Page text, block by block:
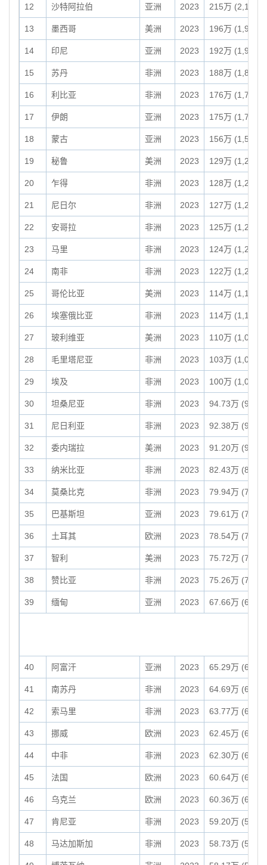
12 沙特阿拉伯 亚洲 2023 215万
13 墨西哥 美洲 2023 196万
14 印尼 亚洲 2023 192万
15 苏丹 非洲 2023 188万
16 利比亚 非洲 2023 176万
17 伊朗 亚洲 2023 175万
18 蒙古 亚洲 2023 156万
19 秘鲁 美洲 2023 129万
20 乍得 非洲 2023 128万
21 尼日尔 非洲 2023 127万
22 安哥拉 非洲 2023 125万
23 马里 非洲 2023 124万
24 南非 非洲 2023 122万
25 哥伦比亚 美洲 2023 114万
26 埃塞俄比亚 非洲 2023 114万
27 玻利维亚 美洲 2023 110万
28 毛里塔尼亚 非洲 2023 103万
29 埃及 非洲 2023 100万
30 坦桑尼亚 非洲 2023 94.73万
31 尼日利亚 非洲 2023 92.38万
32 委内瑞拉 美洲 2023 91.20万
33 纳米比亚 非洲 2023 82.43万
34 莫桑比克 非洲 2023 79.94万
35 巴基斯坦 亚洲 2023 79.61万
36 土耳其 欧洲 2023 78.54万
37 智利 美洲 2023 75.72万
38 赞比亚 非洲 2023 75.26万
39 缅甸 亚洲 2023 67.66万
40 阿富汗 亚洲 2023 65.29万
41 南苏丹 非洲 2023 64.69万
42 索马里 非洲 2023 63.77万
43 挪威 欧洲 2023 62.45万
44 中非 非洲 2023 62.30万
45 法国 欧洲 2023 60.64万
46 乌克兰 欧洲 2023 60.36万
47 肯尼亚 非洲 2023 59.20万
48 马达加斯加 非洲 2023 58.73万